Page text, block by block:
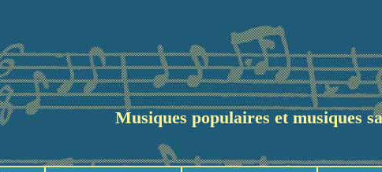
Musiques populaires et musiques